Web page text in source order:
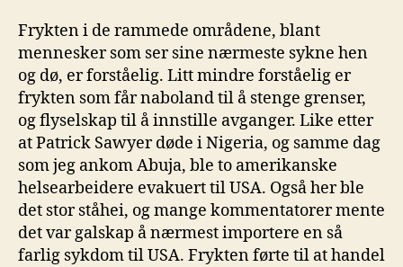
Frykten i de rammede områdene, blant
mennesker som ser sine nærmeste sykne hen
og dø, er forståelig. Litt mindre forståelig er
frykten som får naboland til å stenge grenser,
og flyselskap til å innstille avganger. Like etter
at Patrick Sawyer døde i Nigeria, og samme dag
som jeg ankom Abuja, ble to amerikanske
helsearbeidere evakuert til USA. Også her ble
det stor ståhei, og mange kommentatorer mente
det var galskap å nærmest importere en så
farlig sykdom til USA. Frykten førte til at handel